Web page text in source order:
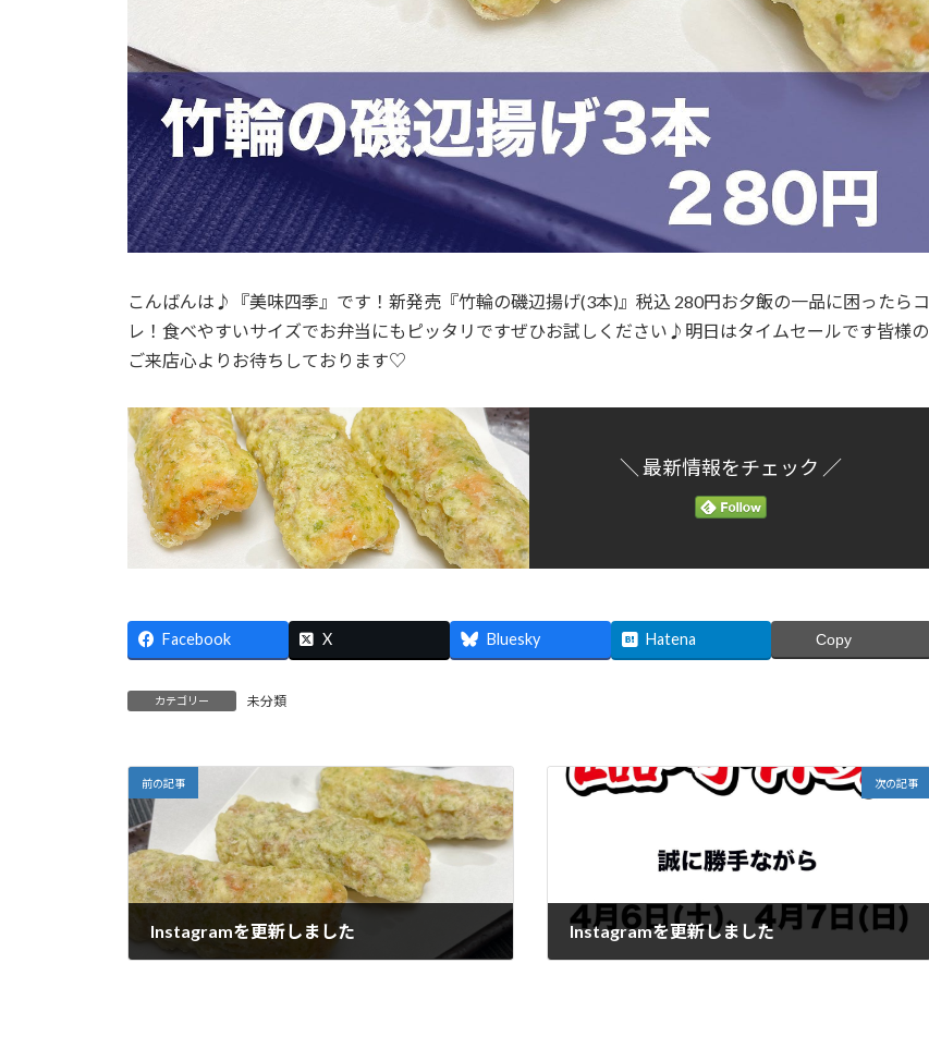
こんばんは♪『美味四季』です！新発売️『竹輪の磯辺揚げ(3本)』税込 280円お夕飯の一品に困ったらコ
レ！食べやすいサイズでお弁当にもピッタリですぜひお試しください♪明日はタイムセールです️皆様の
ご来店心よりお待ちしております♡
＼ 最新情報をチェック ／
Facebook X Bluesky Hatena Copy
カテゴリー 未分類
前の記事
Instagramを更新しました
次の記事
Instagramを更新しました